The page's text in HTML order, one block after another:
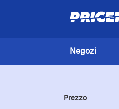
Negozi
Prezzo